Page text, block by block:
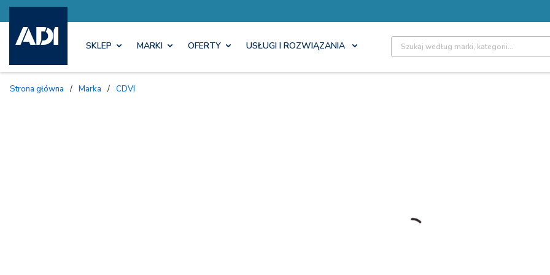
SKLEP MARKI OFERTY USŁUGI I ROZWIĄZANIA Site Search
Strona główna / Marka / CDVI